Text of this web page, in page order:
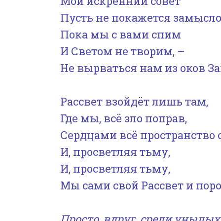
Пусть не покажется
Пока мы с вами спим
И Светом не творим, –
Не вырваться нам из оков
Рассвет взойдёт лишь там,
Где мы, всё зло поправ,
Сердцами всё пространство
И, просветляя тьму,
И, просветляя тьму,
Мы сами свой Рассвет и